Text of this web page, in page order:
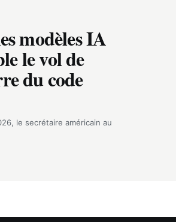
modèles IA
le vol de
du code
le secrétaire américain au